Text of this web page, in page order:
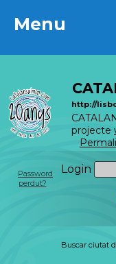
Menu
http://
projecte
Login
Password
perdut?
Buscar ciutat
Menu